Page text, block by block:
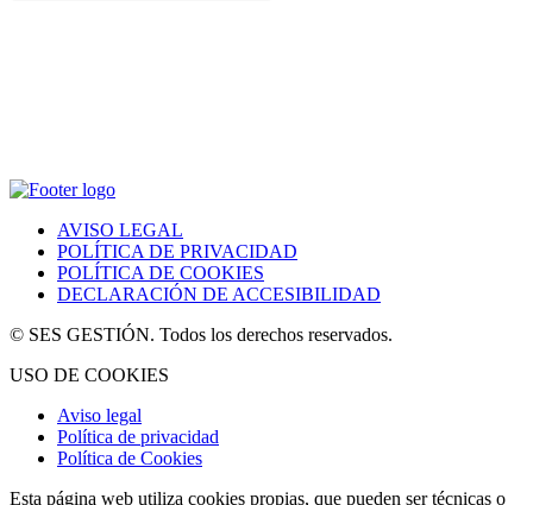
AVISO LEGAL
POLÍTICA DE PRIVACIDAD
POLÍTICA DE COOKIES
DECLARACIÓN DE ACCESIBILIDAD
© SES GESTIÓN. Todos los derechos reservados.
USO DE COOKIES
Aviso legal
Política de privacidad
Política de Cookies
Esta página web utiliza cookies propias, que pueden ser técnicas o